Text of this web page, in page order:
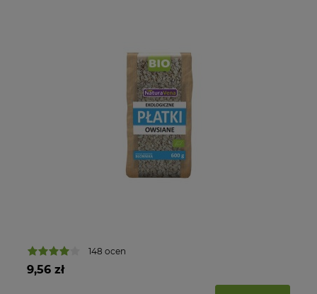
148 ocen
9,56 zł